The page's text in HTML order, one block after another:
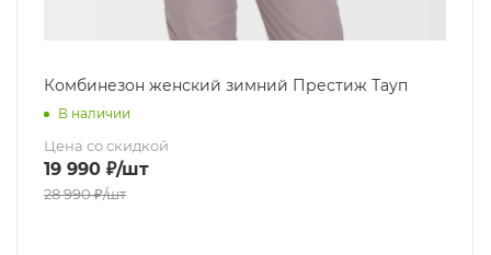
Комбинезон женский зимний Престиж Тауп
В наличии
Цена со скидкой
19 990 ₽/шт
28 990₽/шт